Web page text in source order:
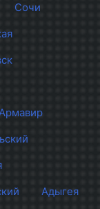
Сочи
Адыгея